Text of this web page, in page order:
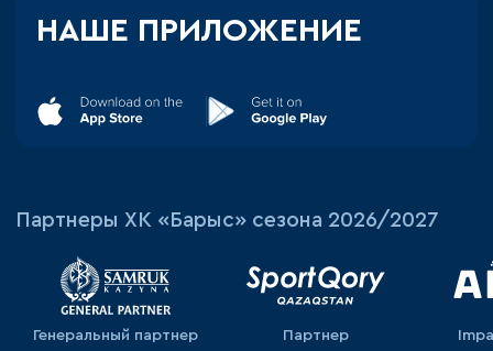
НАШЕ ПРИЛОЖЕНИЕ
Партнеры ХК «Барыс» сезона 2026/2027
Генеральный партнер Партнер